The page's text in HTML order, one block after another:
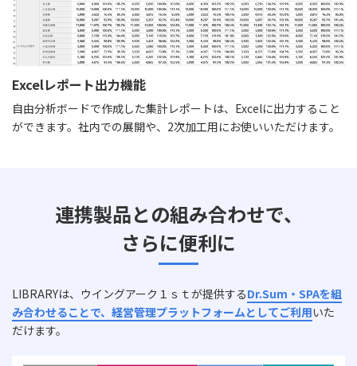
Excelレポート出力機能
自由分析ボードで作成した集計レポートは、Excelに出力すること
ができます。社内での展開や、2次加工用にお使いいただけます。
連携製品との組み合わせで、
さらに便利に
LIBRARYは、ウイングアーク１ｓｔが提供するDr.Sum・SPAを組
み合わせることで、経営管理プラットフォームとしてご利用いた
だけます。